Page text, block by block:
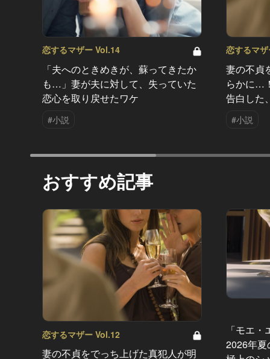
恋するマザー Vol.14
「夫へのときめきが、蘇ってきたか
も…」妻が夫に対して、失っていた
恋心を取り戻せたワケ
#小説
恋するマ
妻の不貞
らかに…
告白した
#小説
おすすめ記事
恋するマザー Vol.12
妻の不貞をでっち上げた真犯人が明
「モエ
2026年夏